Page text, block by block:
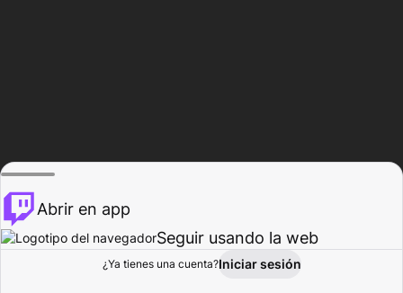
Explorar Actividad
Abrir en app
Seguir usando la web
¿Ya tienes una cuenta?Iniciar sesión